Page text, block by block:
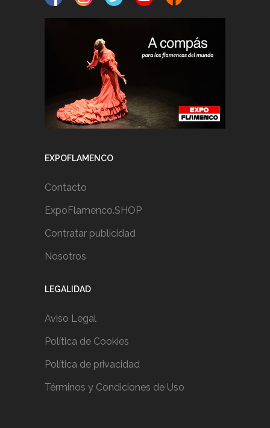
EXPOFLAMENCO
Contacto
ExpoFlamenco.SHOP
Contratar publicidad
Nosotros
LEGALIDAD
Aviso Legal
Política de Cookies
Política de privacidad
Términos y Condiciones de Uso